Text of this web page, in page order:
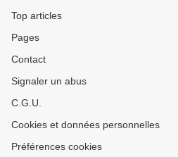
Top articles
Pages
Contact
Signaler un abus
C.G.U.
Cookies et données personnelles
Préférences cookies